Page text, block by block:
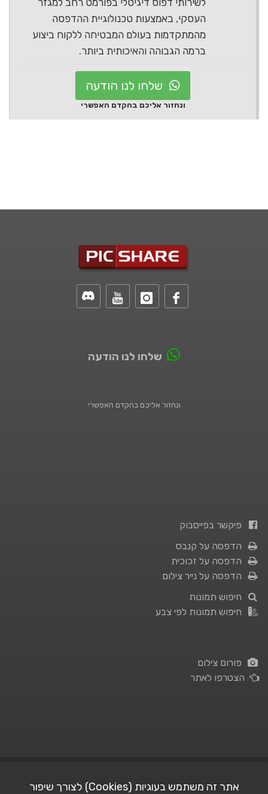
לשירותי דפוס דיגיטלי בפורמט רחב למגזר
העסקי, באמצעות טכנולוגיית ההדפסה
מהמתקדמות בעולם המבטיחה ללקוח ביצוע
ברמה הגבוהה והאיכותית ביותר.
שלחו לנו הודעה
ונחזור אליכם בהקדם האפשרי
שלחו לנו הודעה
ונחזור אליכם בהקדם האפשרי
פיקשר בפייסבוק
הדפסה על קנבס
הדפסה על זכוכית
הדפסה על נייר צילום
חיפוש תמונות
חיפוש תמונות לפי צבע
פורום צילום
הצטרפו לאתר
אתר זה משתמש בעוגיות (Cookies) לצורך שיפור